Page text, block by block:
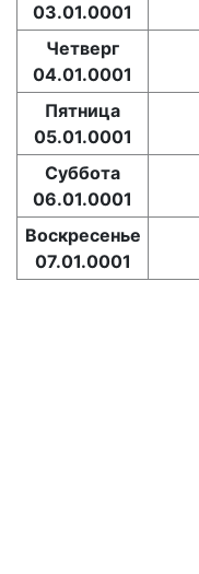
03.01.0001
Четверг
04.01.0001
Пятница
05.01.0001
Суббота
06.01.0001
Воскресенье
07.01.0001